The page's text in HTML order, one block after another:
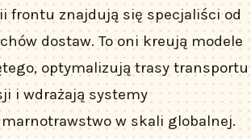
frontu znajdują się specjaliści od
dostaw. To oni kreują modele
optymalizują trasy transportu
i wdrażają systemy
w skali globalnej.